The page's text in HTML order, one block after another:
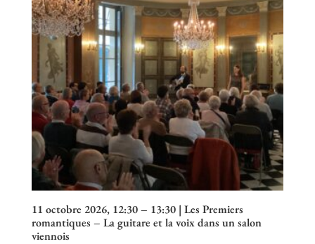
11 octobre 2026, 12:30 – 13:30 | Les Premiers
romantiques – La guitare et la voix dans un salon
viennois